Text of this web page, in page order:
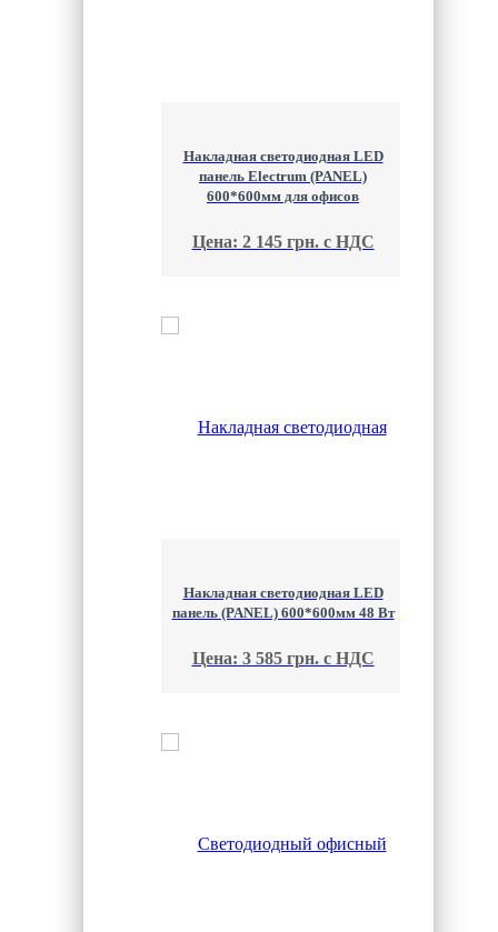
Накладная светодиодная LED
панель Electrum (PANEL)
600*600мм для офисов
Цена: 2 145 грн. с НДС
Накладная светодиодная LED
панель (PANEL) 600*600мм 48 Вт
Цена: 3 585 грн. с НДС